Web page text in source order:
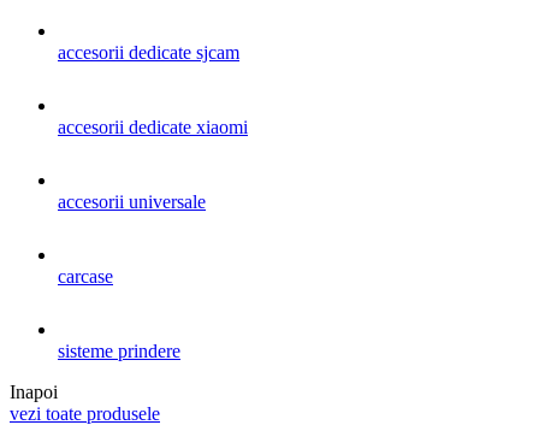
accesorii dedicate sjcam
accesorii dedicate xiaomi
accesorii universale
carcase
sisteme prindere
Inapoi
vezi toate produsele